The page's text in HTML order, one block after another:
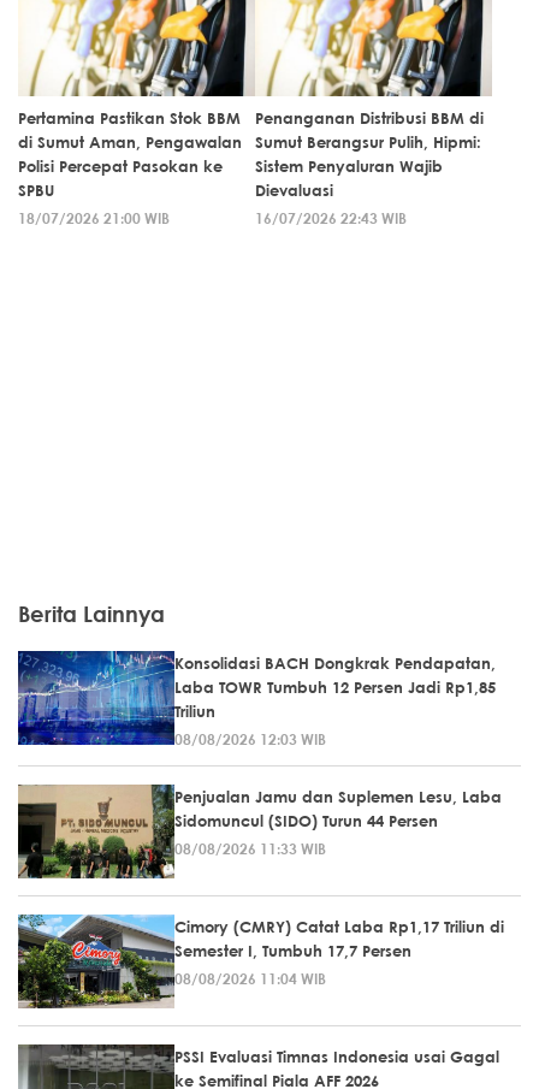
Pertamina Pastikan Stok BBM
di Sumut Aman, Pengawalan
Polisi Percepat Pasokan ke
SPBU
18/07/2026 21:00 WIB
Penanganan Distribusi BBM di
Sumut Berangsur Pulih, Hipmi:
Sistem Penyaluran Wajib
Dievaluasi
16/07/2026 22:43 WIB
Berita Lainnya
Konsolidasi BACH Dongkrak Pendapatan,
Laba TOWR Tumbuh 12 Persen Jadi Rp1,85
Triliun
08/08/2026 12:03 WIB
Penjualan Jamu dan Suplemen Lesu, Laba
Sidomuncul (SIDO) Turun 44 Persen
08/08/2026 11:33 WIB
Cimory (CMRY) Catat Laba Rp1,17 Triliun di
Semester I, Tumbuh 17,7 Persen
08/08/2026 11:04 WIB
PSSI Evaluasi Timnas Indonesia usai Gagal
ke Semifinal Piala AFF 2026